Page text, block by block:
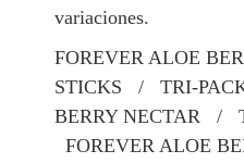
variaciones.
FOREVER ALOE
STICKS / TRI-
BERRY NECTAR /
FOREVER ALOE